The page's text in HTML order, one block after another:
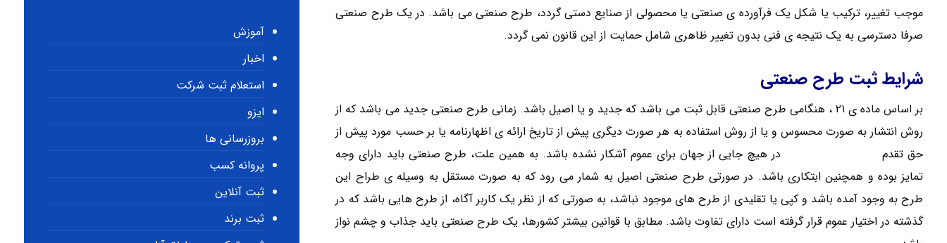
موجب تغییر، ترکیب یا شکل یک فرآورده ی صنعتی یا محصولی از صنایع دستی گردد، طرح صنعتی می باشد. در یک طرح صنعتی
صرفا دسترسی به یک نتیجه ی فنی بدون تغییر ظاهری شامل حمایت از این قانون نمی گردد.
شرایط ثبت طرح صنعتی
بر اساس ماده ی ۲۱ ، هنگامی طرح صنعتی قابل ثبت می باشد که جدید و یا اصیل باشد. زمانی طرح صنعتی جدید می باشد که از
روش انتشار به صورت محسوس و یا از روش استفاده به هر صورت دیگری پیش از تاریخ ارائه ی اظهارنامه یا بر حسب مورد پیش از
حق تقدم
در هیچ جایی از جهان برای عموم آشکار نشده باشد. به همین علت، طرح صنعتی باید دارای وجه
تمایز بوده و همچنین ابتکاری باشد. در صورتی طرح صنعتی اصیل به شمار می رود که به صورت مستقل به وسیله ی طراح این
طرح به وجود آمده باشد و کپی یا تقلیدی از طرح های موجود نباشد، به صورتی که از نظر یک کاربر آگاه، از طرح هایی باشد که در
گذشته در اختیار عموم قرار گرفته است دارای تفاوت باشد. مطابق با قوانین بیشتر کشورها، یک طرح صنعتی باید جذاب و چشم نواز
آموزش
اخبار
استعلام ثبت شرکت
ایزو
بروزرسانی ها
پروانه کسب
ثبت آنلاین
ثبت برند